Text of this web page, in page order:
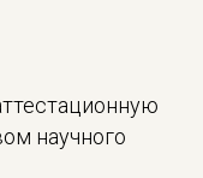
научного